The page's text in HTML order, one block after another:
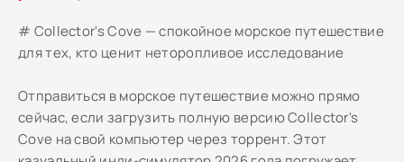
# Collector's Cove — спокойное морское путешествие
для тех, кто ценит неторопливое исследование
Отправиться в морское путешествие можно прямо
сейчас, если загрузить полную версию Collector's
Cove на свой компьютер через торрент. Этот